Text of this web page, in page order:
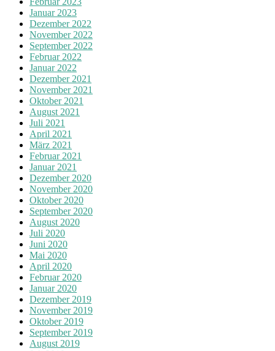
Januar 2023
Dezember 2022
November 2022
September 2022
Februar 2022
Januar 2022
Dezember 2021
November 2021
Oktober 2021
August 2021
Juli 2021
April 2021
März 2021
Februar 2021
Januar 2021
Dezember 2020
November 2020
Oktober 2020
September 2020
August 2020
Juli 2020
Juni 2020
Mai 2020
April 2020
Februar 2020
Januar 2020
Dezember 2019
November 2019
Oktober 2019
September 2019
August 2019